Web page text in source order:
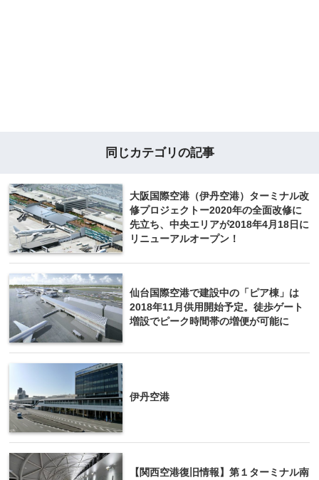
同じカテゴリの記事
大阪国際空港（伊丹空港）ターミナル改
修プロジェクトー2020年の全面改修に
先立ち、中央エリアが2018年4月18日に
リニューアルオープン！
仙台国際空港で建設中の「ピア棟」は
2018年11月供用開始予定。徒歩ゲート
増設でピーク時間帯の増便が可能に
伊丹空港
【関西空港復旧情報】第１ターミナル南